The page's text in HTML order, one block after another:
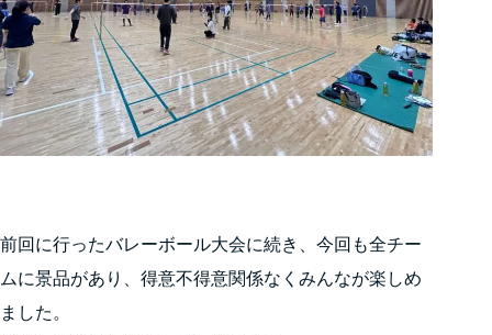
前回に行ったバレーボール大会に続き、今回も全チー
ムに景品があり、得意不得意関係なくみんなが楽しめ
ました。